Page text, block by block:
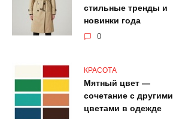
стильные тренды и
новинки года
0
КРАСОТА
Мятный цвет —
сочетание с другими
цветами в одежде